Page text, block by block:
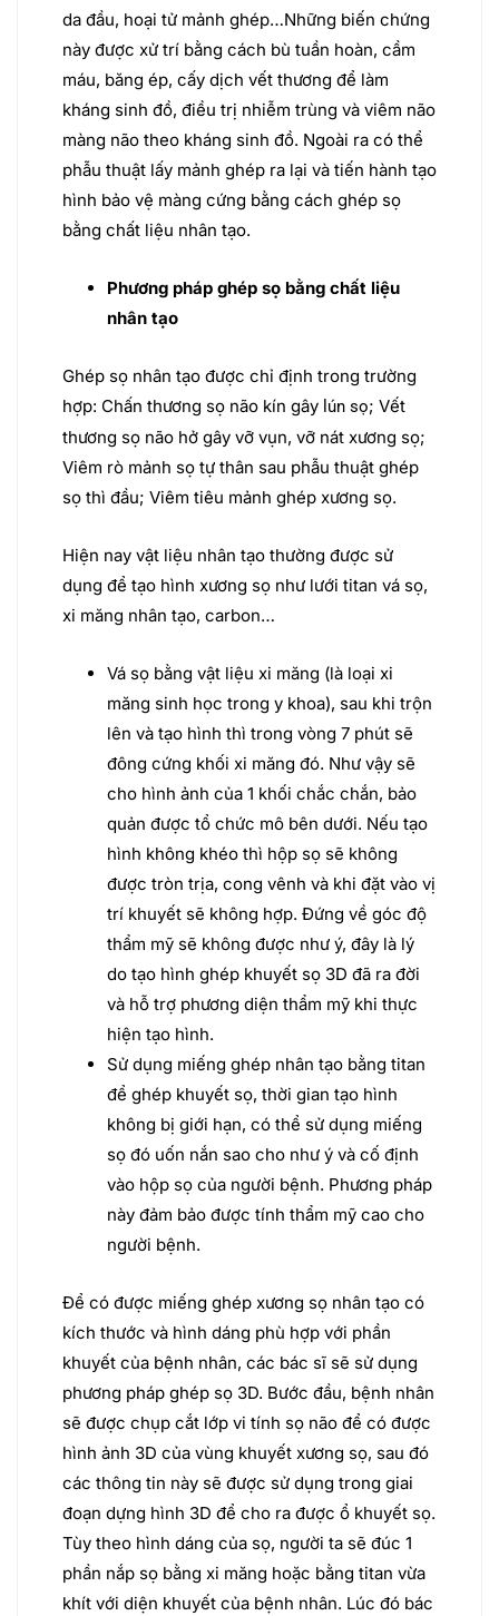
da đầu, hoại tử mảnh ghép…Những biến chứng
này được xử trí bằng cách bù tuần hoàn, cầm
máu, băng ép, cấy dịch vết thương để làm
kháng sinh đồ, điều trị nhiễm trùng và viêm não
màng não theo kháng sinh đồ. Ngoài ra có thể
phẫu thuật lấy mảnh ghép ra lại và tiến hành tạo
hình bảo vệ màng cứng bằng cách ghép sọ
bằng chất liệu nhân tạo.
Phương pháp ghép sọ bằng chất liệu
nhân tạo
Ghép sọ nhân tạo được chỉ định trong trường
hợp: Chấn thương sọ não kín gây lún sọ; Vết
thương sọ não hở gây vỡ vụn, vỡ nát xương sọ;
Viêm rò mảnh sọ tự thân sau phẫu thuật ghép
sọ thì đầu; Viêm tiêu mảnh ghép xương sọ.
Hiện nay vật liệu nhân tạo thường được sử
dụng để tạo hình xương sọ như lưới titan vá sọ,
xi măng nhân tạo, carbon…
Vá sọ bằng vật liệu xi măng (là loại xi
măng sinh học trong y khoa), sau khi trộn
lên và tạo hình thì trong vòng 7 phút sẽ
đông cứng khối xi măng đó. Như vậy sẽ
cho hình ảnh của 1 khối chắc chắn, bảo
quản được tổ chức mô bên dưới. Nếu tạo
hình không khéo thì hộp sọ sẽ không
được tròn trịa, cong vênh và khi đặt vào vị
trí khuyết sẽ không hợp. Đứng về góc độ
thẩm mỹ sẽ không được như ý, đây là lý
do tạo hình ghép khuyết sọ 3D đã ra đời
và hỗ trợ phương diện thẩm mỹ khi thực
hiện tạo hình.
Sử dụng miếng ghép nhân tạo bằng titan
để ghép khuyết sọ, thời gian tạo hình
không bị giới hạn, có thể sử dụng miếng
sọ đó uốn nắn sao cho như ý và cố định
vào hộp sọ của người bệnh. Phương pháp
này đảm bảo được tính thẩm mỹ cao cho
người bệnh.
Để có được miếng ghép xương sọ nhân tạo có
kích thước và hình dáng phù hợp với phần
khuyết của bệnh nhân, các bác sĩ sẽ sử dụng
phương pháp ghép sọ 3D. Bước đầu, bệnh nhân
sẽ được chụp cắt lớp vi tính sọ não để có được
hình ảnh 3D của vùng khuyết xương sọ, sau đó
các thông tin này sẽ được sử dụng trong giai
đoạn dựng hình 3D để cho ra được ổ khuyết sọ.
Tùy theo hình dáng của sọ, người ta sẽ đúc 1
phần nắp sọ bằng xi măng hoặc bằng titan vừa
khít với diện khuyết của bệnh nhân. Lúc đó bác